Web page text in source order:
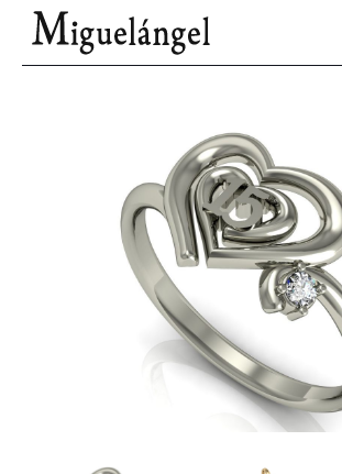
Joyas Únicas
Blog
Contacto